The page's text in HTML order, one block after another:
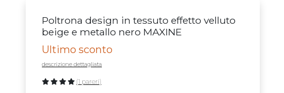
Poltrona design in tessuto effetto velluto
beige e metallo nero MAXINE
Ultimo sconto
descrizione dettagliata
(1 pareri)